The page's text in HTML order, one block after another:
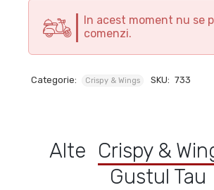
In acest moment nu se
comenzi.
Categorie: Crispy & Wings SKU: 733
Alte Crispy &
Gustul Tau